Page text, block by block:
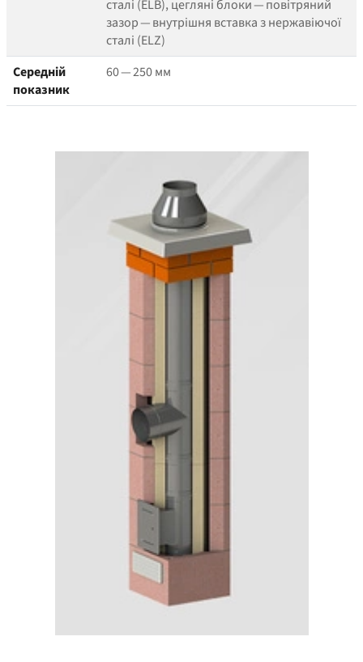
сталі (ELB), цегляні блоки — повітряний
зазор — внутрішня вставка з нержавіючої
сталі (ELZ)
Середній
показник
60 — 250 мм